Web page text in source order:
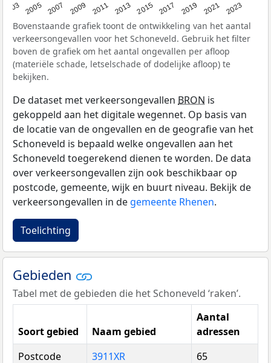
2003 2005 2007 2009 2011 2013 2015 2017 2019 2021 2023
Bovenstaande grafiek toont de ontwikkeling van het aantal
verkeersongevallen voor het Schoneveld. Gebruik het filter
boven de grafiek om het aantal ongevallen per afloop
(materiële schade, letselschade of dodelijke afloop) te
bekijken.
De dataset met verkeersongevallen BRON is
gekoppeld aan het digitale wegennet. Op basis van
de locatie van de ongevallen en de geografie van het
Schoneveld is bepaald welke ongevallen aan het
Schoneveld toegerekend dienen te worden. De data
over verkeersongevallen zijn ook beschikbaar op
postcode, gemeente, wijk en buurt niveau. Bekijk de
verkeersongevallen in de gemeente Rhenen.
Toelichting
Gebieden
Tabel met de gebieden die het Schoneveld ‘raken’.
Soort gebied Naam gebied
Aantal
adressen
Postcode
3911XR
65